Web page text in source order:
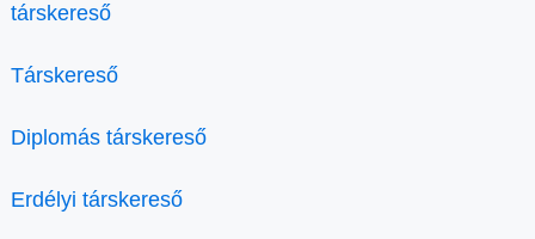
társkereső
Társkereső
Diplomás társkereső
Erdélyi társkereső